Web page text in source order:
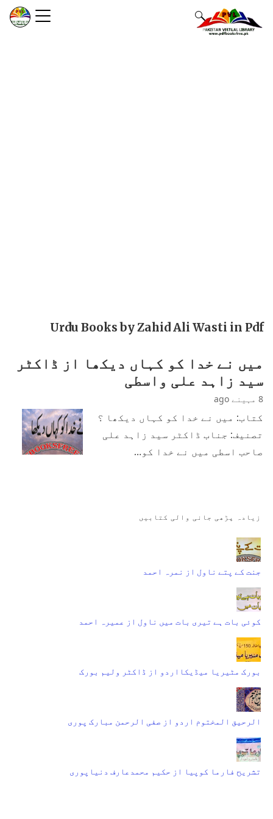
Urdu Books by Zahid Ali Wasti in Pdf
میں نے خدا کو کہاں دیکھا از ڈاکٹر
سید زاہد علی واسطی
8 مہینے ago
کتاب: میں نے خدا کو کہاں دیکھا ؟
تصنیف: جناب ڈاکٹر سید زاہد علی
صاحب اسطی میں نے خدا کو…
زیادہ پڑھی جانی والی کتابیں
جنت کے پتے ناول از نمرہ احمد
کوئی بات ہے تیری بات میں ناول از عمیرہ احمد
بورک مٹیریا میڈیکااردو از ڈاکٹر ولیم بورک
الرحیق المختوم اردو از صفی الرحمن مبارک پوری
تشریح فارما کوپیا از حکیم محمدعارف دنیاپوری